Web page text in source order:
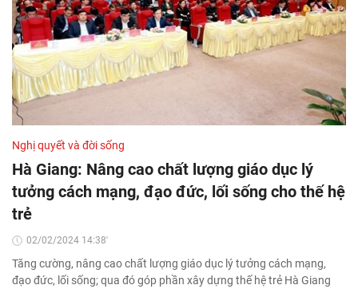
Nghị quyết và đời sống
Hà Giang: Nâng cao chất lượng giáo dục lý
tưởng cách mạng, đạo đức, lối sống cho thế hệ
trẻ
02/02/2024 14:38'
Tăng cường, nâng cao chất lượng giáo dục lý tưởng cách mạng,
đạo đức, lối sống; qua đó góp phần xây dựng thế hệ trẻ Hà Giang